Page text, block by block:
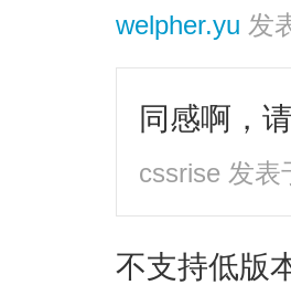
welpher.yu 发
同感啊，
cssrise 发表
不支持低版